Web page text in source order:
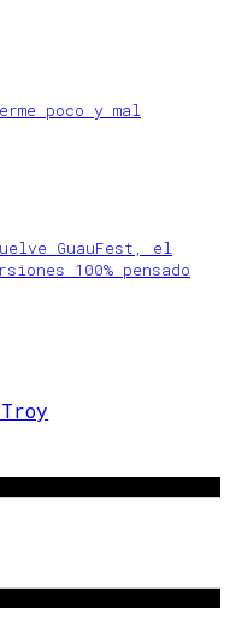
poco y mal
GuauFest, el
100% pensado